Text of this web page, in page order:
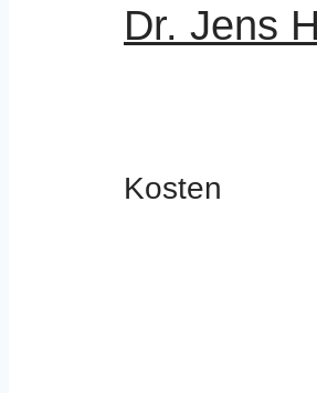
Dr. Jens
Kosten